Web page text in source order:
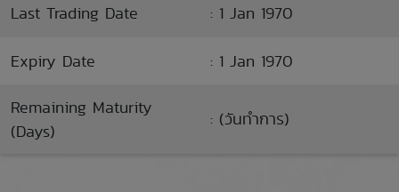
Last Trading Date : 1 Jan 1970
Expiry Date : 1 Jan 1970
Remaining Maturity
(Days)
: (วันทำการ)